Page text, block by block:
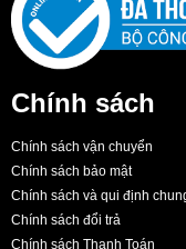
Chính sách
Chính sách vận chuyển
Chính sách bảo mật
Chính sách và qui định
Chính sách đổi trả